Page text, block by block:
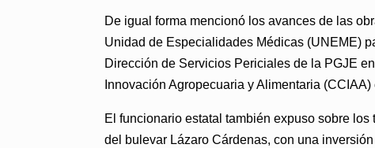
De igual forma mencionó los avances de las
Unidad de Especialidades Médicas (UNEME)
Dirección de Servicios Periciales de la PGJE
Innovación Agropecuaria y Alimentaria
El funcionario estatal también expuso sobre
del bulevar Lázaro Cárdenas, con una